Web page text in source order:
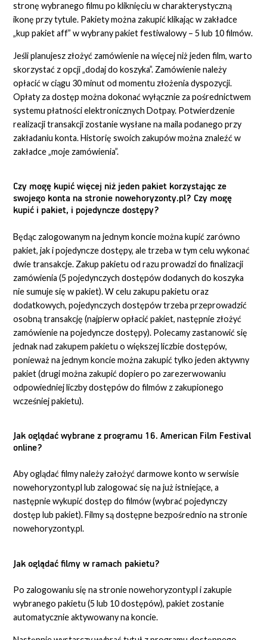
stronę wybranego filmu po kliknięciu w charakterystyczną
ikonę przy tytule. Pakiety można zakupić klikając w zakładce
„kup pakiet aff” w wybrany pakiet festiwalowy – 5 lub 10 filmów.
Jeśli planujesz złożyć zamówienie na więcej niż jeden film, warto
skorzystać z opcji „dodaj do koszyka”. Zamówienie należy
opłacić w ciągu 30 minut od momentu złożenia dyspozycji.
Opłaty za dostęp można dokonać wyłącznie za pośrednictwem
systemu płatności elektronicznych Dotpay. Potwierdzenie
realizacji transakcji zostanie wysłane na maila podanego przy
zakładaniu konta. Historię swoich zakupów można znaleźć w
zakładce „moje zamówienia”.
Czy mogę kupić więcej niż jeden pakiet korzystając ze
swojego konta na stronie nowehoryzonty.pl? Czy mogę
kupić i pakiet, i pojedyncze dostępy?
Będąc zalogowanym na jednym koncie można kupić zarówno
pakiet, jak i pojedyncze dostępy, ale trzeba w tym celu wykonać
dwie transakcje. Zakup pakietu od razu prowadzi do finalizacji
zamówienia (5 pojedynczych dostępów dodanych do koszyka
nie sumuje się w pakiet). W celu zakupu pakietu oraz
dodatkowych, pojedynczych dostępów trzeba przeprowadzić
osobną transakcję (najpierw opłacić pakiet, następnie złożyć
zamówienie na pojedyncze dostępy). Polecamy zastanowić się
jednak nad zakupem pakietu o większej liczbie dostępów,
ponieważ na jednym koncie można zakupić tylko jeden aktywny
pakiet (drugi można zakupić dopiero po zarezerwowaniu
odpowiedniej liczby dostępów do filmów z zakupionego
wcześniej pakietu).
Jak oglądać wybrane z programu 16. American Film Festival
online?
Aby oglądać filmy należy założyć darmowe konto w serwisie
nowehoryzonty.pl lub zalogować się na już istniejące, a
następnie wykupić dostęp do filmów (wybrać pojedynczy
dostęp lub pakiet). Filmy są dostępne bezpośrednio na stronie
nowehoryzonty.pl.
Jak oglądać filmy w ramach pakietu?
Po zalogowaniu się na stronie nowehoryzonty.pl i zakupie
wybranego pakietu (5 lub 10 dostępów), pakiet zostanie
automatycznie aktywowany na koncie.